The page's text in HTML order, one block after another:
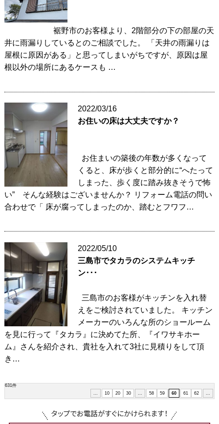
裾野市のお客様より、2階部分の下の部屋の天
井に雨漏りしているとのご相談でした。 「天井の雨漏りは
屋根に原因がある」と思ってしまいがちですが、原因は屋
根以外の場所にあるケースも …
2022/03/16
お住いの床は大丈夫ですか？
お住まいの築後の年数が多くなって
くると、床が歩くと部分的に“へたって
しまった、歩く度に踏み抜きそうで怖
い” そんな経験はございませんか？ リフォーム電話の問い
合わせで「 床が腐ってしまったのか、踏むとフワフ…
2022/05/10
三島市でタカラのシステムキッチ
ン･･･
三島市のお客様がキッチンを入れ替
えをご検討されていました。 キッチン
メーカーのいろんな所のショールーム
を見に行って『タカラ』に決めてた所、『イワサキホー
ム』さんを紹介され、貴社を入れて3社に見積りをして頂
き…
631件
...
10 20 30 ... 58 59 60 61 62 ...